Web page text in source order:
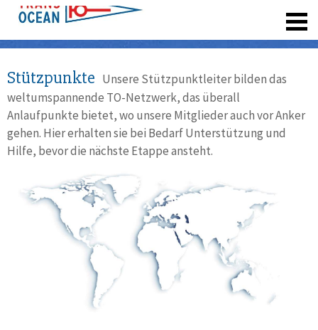
Stützpunkte Unsere Stützpunktleiter bilden das
weltumspannende TO-Netzwerk, das überall
Anlaufpunkte bietet, wo unsere Mitglieder auch vor Anker
gehen. Hier erhalten sie bei Bedarf Unterstützung und
Hilfe, bevor die nächste Etappe ansteht.